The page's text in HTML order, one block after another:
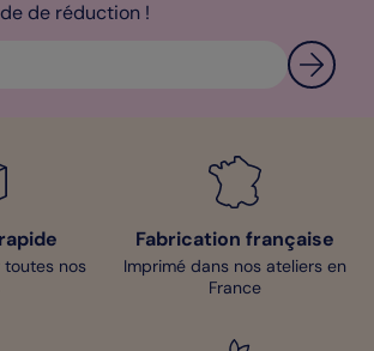
unique et personnalisée.
de réduction !
nos
Fabrication française
Imprimé dans nos ateliers en
France